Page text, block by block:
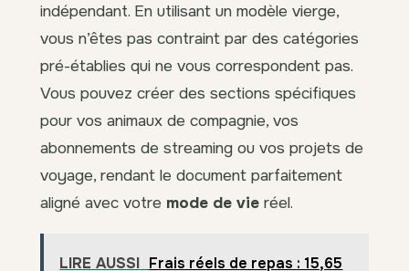
indépendant. En utilisant un modèle vierge,
vous n’êtes pas contraint par des catégories
pré-établies qui ne vous correspondent pas.
Vous pouvez créer des sections spécifiques
pour vos animaux de compagnie, vos
abonnements de streaming ou vos projets de
voyage, rendant le document parfaitement
aligné avec votre mode de vie réel.
LIRE AUSSI Frais réels de repas : 15,65